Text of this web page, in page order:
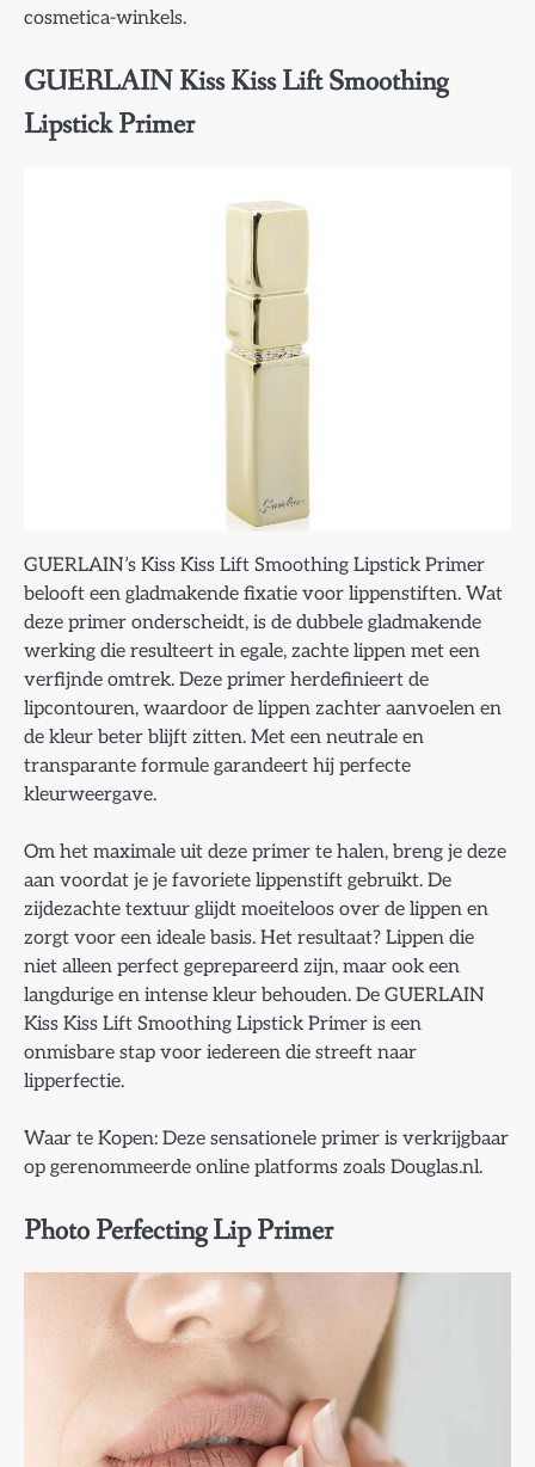
cosmetica-winkels.
GUERLAIN Kiss Kiss Lift Smoothing
Lipstick Primer
GUERLAIN’s Kiss Kiss Lift Smoothing Lipstick Primer
belooft een gladmakende fixatie voor lippenstiften. Wat
deze primer onderscheidt, is de dubbele gladmakende
werking die resulteert in egale, zachte lippen met een
verfijnde omtrek. Deze primer herdefinieert de
lipcontouren, waardoor de lippen zachter aanvoelen en
de kleur beter blijft zitten. Met een neutrale en
transparante formule garandeert hij perfecte
kleurweergave.
Om het maximale uit deze primer te halen, breng je deze
aan voordat je je favoriete lippenstift gebruikt. De
zijdezachte textuur glijdt moeiteloos over de lippen en
zorgt voor een ideale basis. Het resultaat? Lippen die
niet alleen perfect geprepareerd zijn, maar ook een
langdurige en intense kleur behouden. De GUERLAIN
Kiss Kiss Lift Smoothing Lipstick Primer is een
onmisbare stap voor iedereen die streeft naar
lipperfectie.
Waar te Kopen: Deze sensationele primer is verkrijgbaar
op gerenommeerde online platforms zoals Douglas.nl.
Photo Perfecting Lip Primer